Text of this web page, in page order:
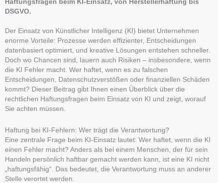
Haftungsfragen beim KI-Einsatz, von Herstellerhaftung bis
DSGVO.
Der Einsatz von Künstlicher Intelligenz (KI) bietet Unternehmen
enorme Vorteile: Prozesse werden effizienter, Entscheidungen
datenbasiert optimiert, und kreative Lösungen entstehen schneller.
Doch wo Chancen sind, lauern auch Risiken – insbesondere, wenn
die KI Fehler macht. Wer haftet, wenn es zu falschen
Entscheidungen, Datenschutzverstößen oder finanziellen Schäden
kommt? Dieser Beitrag gibt Ihnen einen Überblick über die
rechtlichen Haftungsfragen beim Einsatz von KI und zeigt, worauf
Sie achten müssen.
Haftung bei KI-Fehlern: Wer trägt die Verantwortung?
Eine zentrale Frage beim KI-Einsatz lautet: Wer haftet, wenn die KI
einen Fehler macht? Anders als bei einem Menschen, der für sein
Handeln persönlich haftbar gemacht werden kann, ist eine KI nicht
„haftungsfähig“. Das bedeutet, die Verantwortung muss an anderer
Stelle verortet werden.